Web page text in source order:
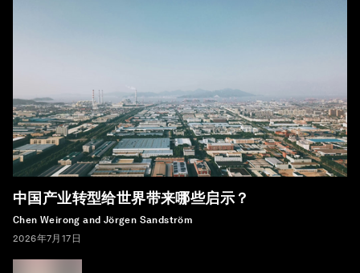
中国产业转型给世界带来哪些启示？
Chen Weirong and Jörgen Sandström
2026年7月17日